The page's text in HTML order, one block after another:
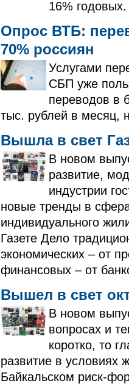
16% годовых.
Опрос ВТБ:
70% россиян
Услугами
СБП уже
переводов в
тыс. рублей в месяц,
Вышла в свет
В новом
развитие,
индустрии
новые тренды в
индивидуального
Газете Дело
экономических – от
финансовых – от
Вышел в свет
В новом
вопросах и
коротко, то
развитие в условиях
Байкальском риск-